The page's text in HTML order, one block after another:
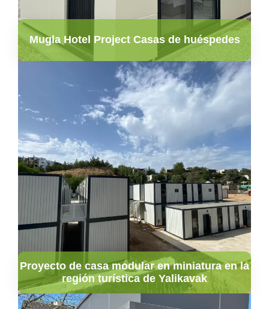
Mugla Hotel Project Casas de huéspedes
Proyecto de casa modular en miniatura en la
región turística de Yalikavak